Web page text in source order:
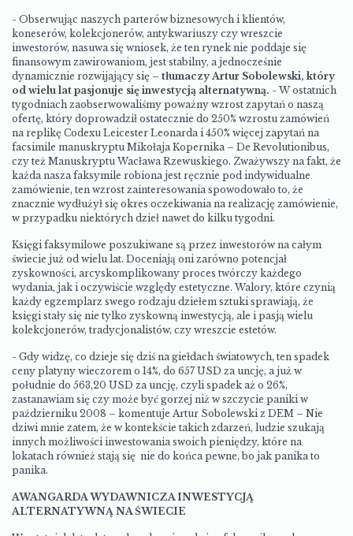
- Obserwując naszych parterów biznesowych i klientów,
koneserów, kolekcjonerów, antykwariuszy czy wreszcie
inwestorów, nasuwa się wniosek, że ten rynek nie poddaje się
finansowym zawirowaniom, jest stabilny, a jednocześnie
dynamicznie rozwijający się – tłumaczy Artur Sobolewski, który
od wielu lat pasjonuje się inwestycją alternatywną. - W ostatnich
tygodniach zaobserwowaliśmy poważny wzrost zapytań o naszą
ofertę, który doprowadził ostatecznie do 250% wzrostu zamówień
na replikę Codexu Leicester Leonarda i 450% więcej zapytań na
facsimile manuskryptu Mikołaja Kopernika – De Revolutionibus,
czy też Manuskryptu Wacława Rzewuskiego. Zważywszy na fakt, że
każda nasza faksymile robiona jest ręcznie pod indywidualne
zamówienie, ten wzrost zainteresowania spowodowało to, że
znacznie wydłużył się okres oczekiwania na realizację zamówienie,
w przypadku niektórych dzieł nawet do kilku tygodni.
Księgi faksymilowe poszukiwane są przez inwestorów na całym
świecie już od wielu lat. Doceniają oni zarówno potencjał
zyskowności, arcyskomplikowany proces twórczy każdego
wydania, jak i oczywiście względy estetyczne. Walory, które czynią
każdy egzemplarz swego rodzaju dziełem sztuki sprawiają, że
księgi stały się nie tylko zyskowną inwestycją, ale i pasją wielu
kolekcjonerów, tradycjonalistów, czy wreszcie estetów.
- Gdy widzę, co dzieje się dziś na giełdach światowych, ten spadek
ceny platyny wieczorem o 14%, do 657 USD za uncję, a już w
południe do 563,20 USD za uncję, czyli spadek aż o 26%,
zastanawiam się czy może być gorzej niż w szczycie paniki w
październiku 2008 – komentuje Artur Sobolewski z DEM – Nie
dziwi mnie zatem, że w kontekście takich zdarzeń, ludzie szukają
innych możliwości inwestowania swoich pieniędzy, które na
lokatach również stają się nie do końca pewne, bo jak panika to
panika.
AWANGARDA WYDAWNICZA INWESTYCJĄ
ALTERNATYWNĄ NA ŚWIECIE